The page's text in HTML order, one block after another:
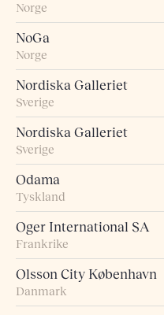
Norge
NoGa
Norge
Nordiska Galleriet
Sverige
Nordiska Galleriet
Sverige
Odama
Tyskland
Oger International SA
Frankrike
Olsson City København
Danmark